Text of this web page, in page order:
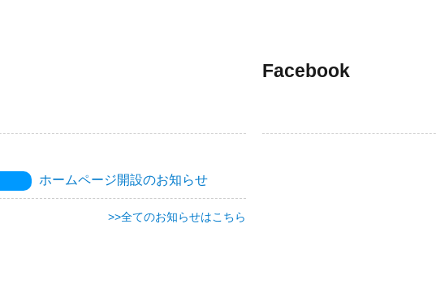
ホームページ開設のお知らせ
>>全てのお知らせはこちら
Facebook